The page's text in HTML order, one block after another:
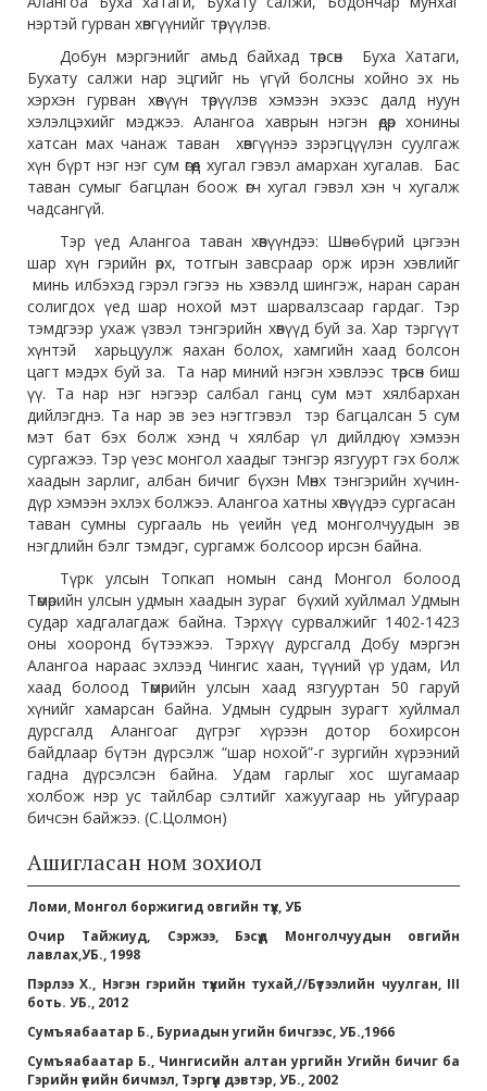
нэртэй гурван хөвгүүнийг төрүүлэв.
Добун мэргэнийг амьд байхад төрсөн Буха Хатаги,
Бухату салжи нар эцгийг нь үгүй болсны хойно эх нь
хэрхэн гурван хөвүүн төрүүлэв хэмээн эхээс далд нуун
хэлэлцэхийг мэджээ. Алангоа хаврын нэгэн өдөр хонины
хатсан мах чанаж таван хөвгүүнээ зэрэгцүүлэн суулгаж
хүн бүрт нэг нэг сум өгөөд хугал гэвэл амархан хугалав. Бас
таван сумыг багцлан боож өгч хугал гэвэл хэн ч хугалж
чадсангүй.
Тэр үед Алангоа таван хөвүүндээ: Шөнө бүрий цэгээн
шар хүн гэрийн өрх, тотгын завсраар орж ирэн хэвлийг
минь илбэхэд гэрэл гэгээ нь хэвэлд шингэж, наран саран
солигдох үед шар нохой мэт шарвалзсаар гардаг. Тэр
тэмдгээр ухаж үзвэл тэнгэрийн хөвүүд буй за. Хар тэргүүт
хүнтэй харьцуулж яахан болох, хамгийн хаад болсон
цагт мэдэх буй за. Та нар миний нэгэн хэвлээс төрсөн биш
үү. Та нар нэг нэгээр салбал ганц сум мэт хялбархан
дийлэгднэ. Та нар эв эеэ нэгтгэвэл тэр багцалсан 5 сум
мэт бат бэх болж хэнд ч хялбар үл дийлдюү хэмээн
сургажээ. Тэр үеэс монгол хаадыг тэнгэр язгуурт гэх болж
хаадын зарлиг, албан бичиг бүхэн Мөнх тэнгэрийн хүчин-
дүр хэмээн эхлэх болжээ. Алангоа хатны хөвүүдээ сургасан
таван сумны сургааль нь үеийн үед монголчуудын эв
нэгдлийн бэлг тэмдэг, сургамж болсоор ирсэн байна.
Түрк улсын Топкап номын санд Монгол болоод
Төмөрийн улсын удмын хаадын зураг бүхий хуйлмал Удмын
судар хадгалагдаж байна. Тэрхүү сурвалжийг 1402-1423
оны хооронд бүтээжээ. Тэрхүү дурсгалд Добу мэргэн
Алангоа нараас эхлээд Чингис хаан, түүний үр удам, Ил
хаад болоод Төмөрийн улсын хаад язгууртан 50 гаруй
хүнийг хамарсан байна. Удмын судрын зурагт хуйлмал
дурсгалд Алангоаг дүгрэг хүрээн дотор бохирсон
байдлаар бүтэн дүрсэлж “шар нохой”-г зургийн хүрээний
гадна дүрсэлсэн байна. Удам гарлыг хос шугамаар
холбож нэр ус тайлбар сэлтийг хажуугаар нь уйгураар
бичсэн байжээ. (С.Цолмон)
Ашигласан ном зохиол
Ломи, Монгол боржигид овгийн түүх, УБ
Очир Тайжиуд, Сэржээ, Бэсүд Монголчуудын овгийн
лавлах,УБ., 1998
Пэрлээ Х., Нэгэн гэрийн түүхийн тухай,//Бүтээлийн чуулган, III
боть. УБ., 2012
Сумъяабаатар Б., Буриадын угийн бичгээс, УБ.,1966
Сумъяабаатар Б., Чингисийн алтан ургийн Угийн бичиг ба
Гэрийн үеийн бичмэл, Тэргүүн дэвтэр, УБ., 2002